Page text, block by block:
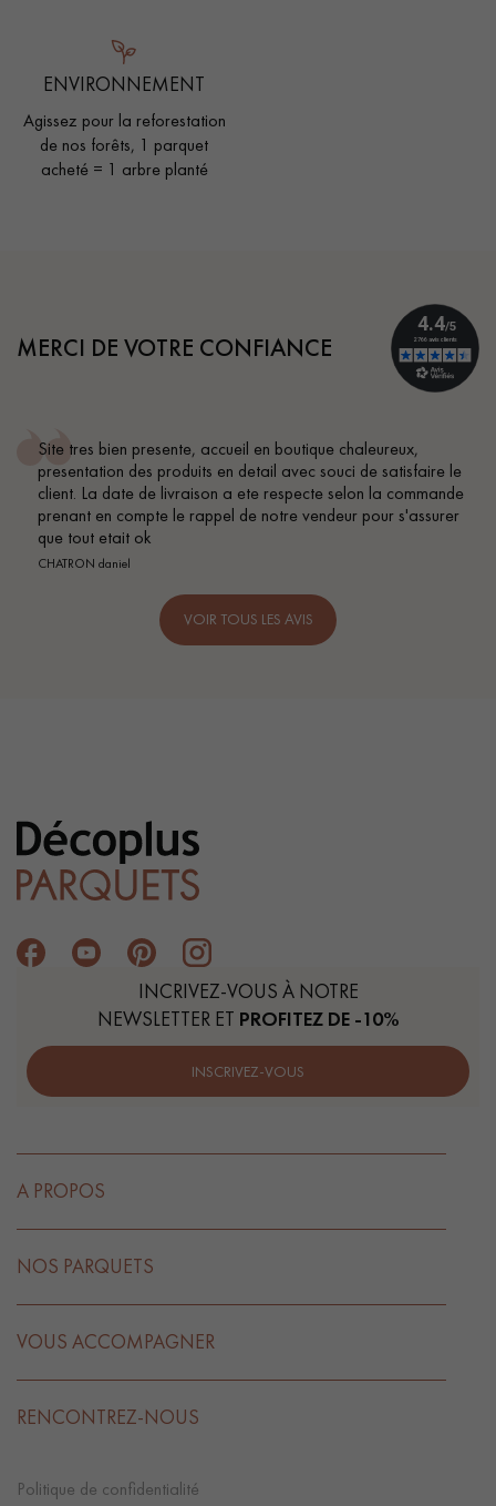
ENVIRONNEMENT
Agissez pour la reforestation
de nos forêts, 1 parquet
acheté = 1 arbre planté
MERCI DE VOTRE CONFIANCE
chaleureux,
de satisfaire le
selon la commande
pour s'assurer
Conseil parfait, échanges fluides. Je
BEILE FRANCK
VOIR TOUS LES AVIS
INCRIVEZ-VOUS À NOTRE
NEWSLETTER ET PROFITEZ DE -10%
INSCRIVEZ-VOUS
A PROPOS
NOS PARQUETS
VOUS ACCOMPAGNER
RENCONTREZ-NOUS
Politique de confidentialité